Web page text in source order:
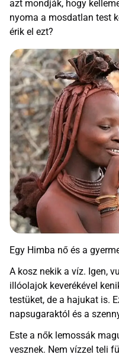
azt mondják, hogy
nyoma a mosdatlan test
érik el ezt?
Egy Himba nő és a
A kosz nekik a víz. Igen,
illóolajok keverékével
testüket, de a hajukat is.
napsugaraktól és a
Este a nők lemossák
vesznek. Nem vízzel teli